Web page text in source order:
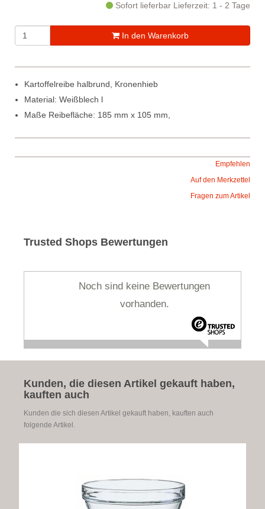
Sofort lieferbar Lieferzeit: 1 - 2 Tage
In den Warenkorb
Kartoffelreibe halbrund, Kronenhieb
Material: Weißblech l
Maße Reibefläche: 185 mm x 105 mm,
Empfehlen
Auf den Merkzettel
Fragen zum Artikel
Trusted Shops Bewertungen
Noch sind keine Bewertungen
vorhanden.
Kunden, die diesen Artikel gekauft haben,
kauften auch
Kunden die sich diesen Artikel gekauft haben, kauften auch
folgende Artikel.